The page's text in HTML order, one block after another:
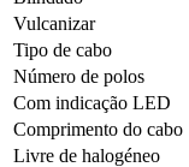
Vulcanizar
Tipo de cabo
Número de polos
Com indicação LED
Comprimento do cabo
Livre de halogéneo